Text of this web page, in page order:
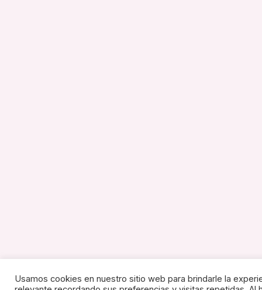
Usamos cookies en nuestro sitio web para brindarle la